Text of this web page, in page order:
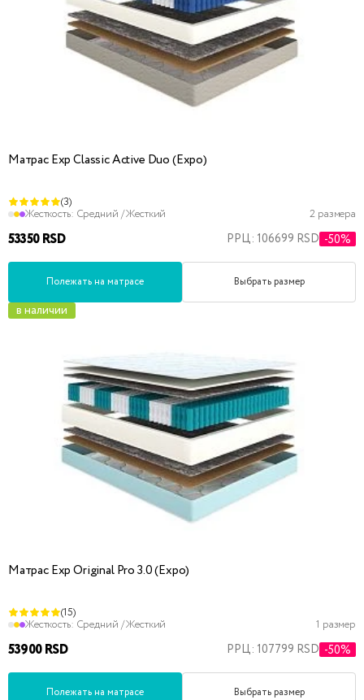
Матрас Exp Classic Active Duo (Expo)
(3)
Жесткость: Средний / Жесткий 2 размера
53350 RSD РРЦ: 106699 RSD -50%
Полежать на матрасе Выбрать размер
в наличии
Матрас Exp Original Pro 3.0 (Expo)
(15)
Жесткость: Средний / Жесткий 1 размер
53900 RSD РРЦ: 107799 RSD -50%
Полежать на матрасе Выбрать размер